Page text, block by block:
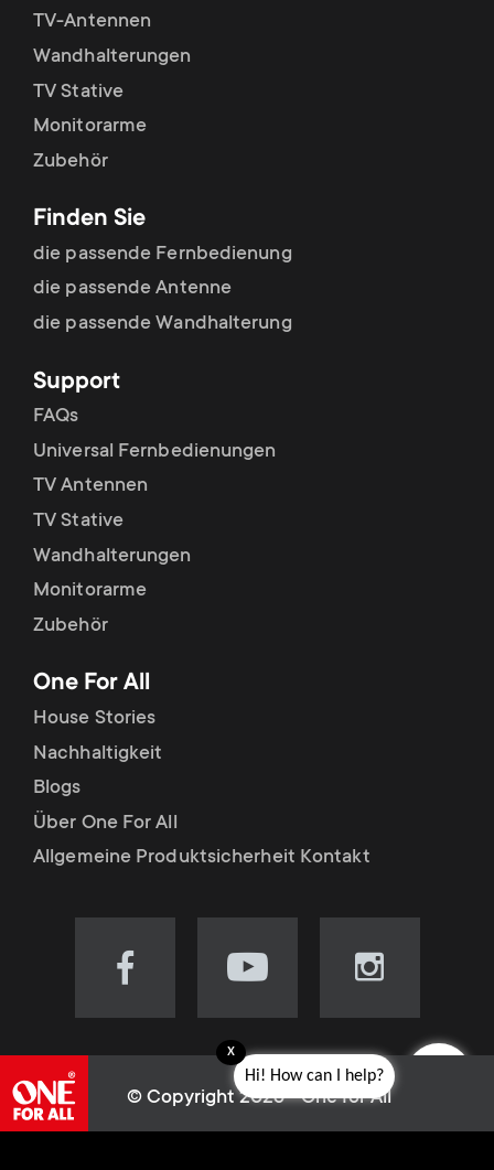
Hi! How can I help?
x
TV-Antennen
Wandhalterungen
TV Stative
Monitorarme
Zubehör
Finden Sie
die passende Fernbedienung
die passende Antenne
die passende Wandhalterung
Support
FAQs
Universal Fernbedienungen
TV Antennen
TV Stative
Wandhalterungen
Monitorarme
Zubehör
One For All
House Stories
Nachhaltigkeit
Blogs
Über One For All
Allgemeine Produktsicherheit Kontakt
Visit
Facebook
(opens
in
Visit
channel
(opens
in
Visit
Instagram
page
(opens
in
© Copyright 2026 - One for All